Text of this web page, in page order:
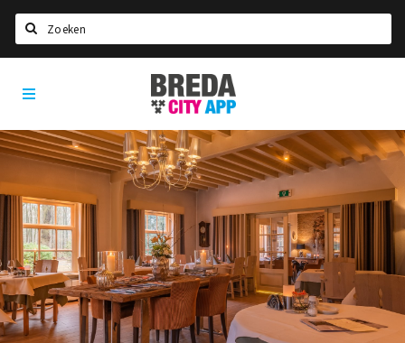
Home
Agenda
Deals
Party pics
Nieuws, interviews & blogs
Eten
Drinken
Slapen
Breda
City
App